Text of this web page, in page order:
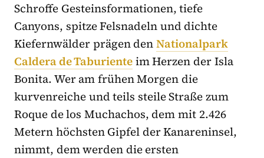
Schroffe Gesteinsformationen, tiefe
Canyons, spitze Felsnadeln und dichte
Kiefernwälder prägen denNationalpark
Caldera de Taburienteim Herzen der Isla
Bonita. Wer am frühen Morgen die
kurvenreiche und teils steile Straße zum
Roque de los Muchachos, dem mit 2.426
Metern höchsten Gipfel der Kanareninsel,
nimmt, dem werden die ersten